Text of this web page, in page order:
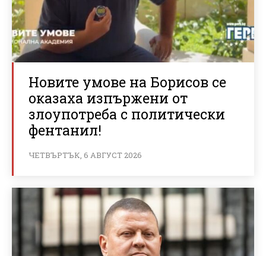
Новите умове на Борисов се
оказаха изпържени от
злоупотреба с политически
фентанил!
ЧЕТВЪРТЪК, 6 АВГУСТ 2026